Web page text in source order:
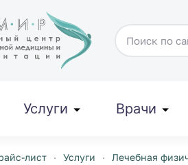
содержимому
Услуги Врачи
лист Услуги Лечебная